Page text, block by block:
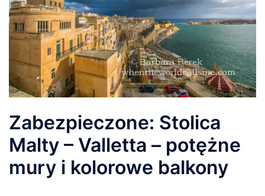
Zabezpieczone: Stolica
Malty – Valletta – potężne
mury i kolorowe balkony